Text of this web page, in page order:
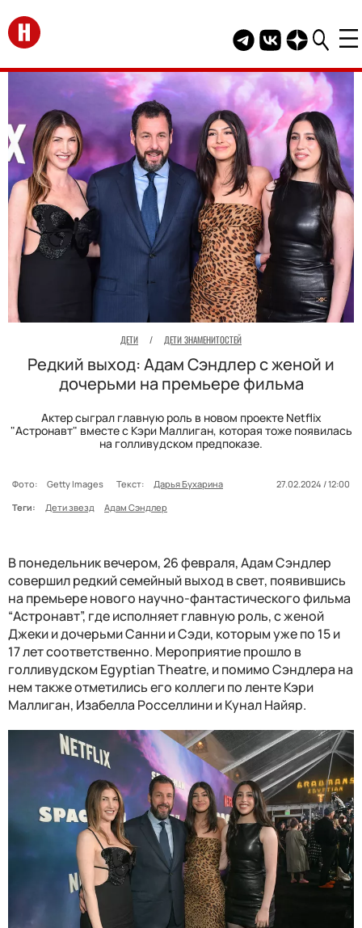
Перейти на главную
Telegram канал
Группа HELLO
Канал
ДЕТИ / ДЕТИ ЗНАМЕНИТОСТЕЙ
Редкий выход: Адам Сэндлер с женой и
дочерьми на премьере фильма
Актер сыграл главную роль в новом проекте Netflix
"Астронавт" вместе с Кэри Маллиган, которая тоже появилась
на голливудском предпоказе.
Фото: Getty Images Текст: Дарья Бухарина
27.02.2024 / 12:00
Теги:
Дети звезд Адам Сэндлер
В понедельник вечером, 26 февраля, Адам Сэндлер
совершил редкий семейный выход в свет, появившись
на премьере нового научно-фантастического фильма
“Астронавт”, где исполняет главную роль, с женой
Джеки и дочерьми Санни и Сэди, которым уже по 15 и
17 лет соответственно. Мероприятие прошло в
голливудском Egyptian Theatre, и помимо Сэндлера на
нем также отметились его коллеги по ленте Кэри
Маллиган, Изабелла Росселлини и Кунал Найяр.